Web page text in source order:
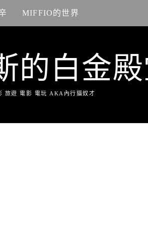
MIFFIO的世界
的白金
旅遊 電影 電玩 AKA內行貓奴才